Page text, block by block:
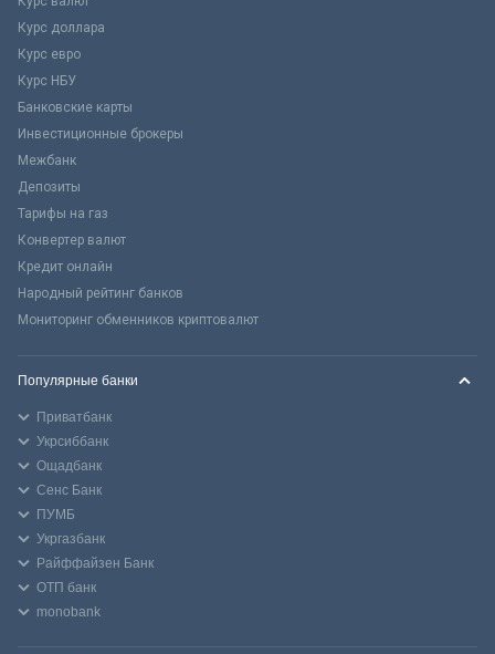
Курс доллара
Курс евро
Курс НБУ
Банковские карты
Инвестиционные брокеры
Межбанк
Депозиты
Тарифы на газ
Конвертер валют
Кредит онлайн
Народный рейтинг банков
Мониторинг обменников криптовалют
Популярные банки
Приватбанк
Укрсиббанк
Ощадбанк
Сенс Банк
ПУМБ
Укргазбанк
Райффайзен Банк
ОТП банк
monobank